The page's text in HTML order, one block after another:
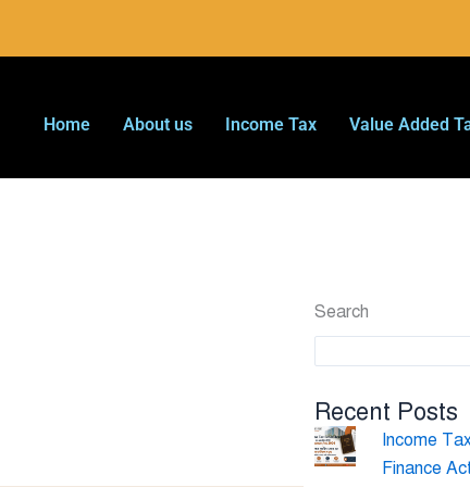
Home About us Income Tax Value Added
Search
Recent Posts
Income
Finance